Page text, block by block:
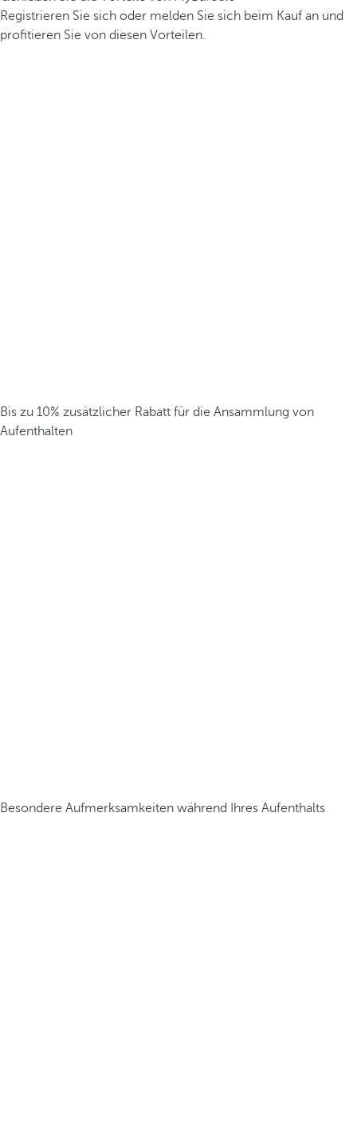
Registrieren Sie sich oder melden Sie sich beim Kauf an und
profitieren Sie von diesen Vorteilen.
Bis zu 10% zusätzlicher Rabatt für die Ansammlung von
Aufenthalten
Besondere Aufmerksamkeiten während Ihres Aufenthalts